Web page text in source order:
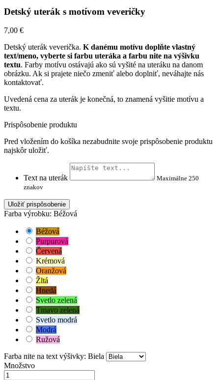
Detský uterák s motívom veveričky
7,00 €
Detský uterák veverička. K danému motívu doplňte vlastný
text/meno, vyberte si farbu uteráka a farbu nite na výšivku
textu. Farby motívu ostávajú ako sú vyšité na uteráku na danom
obrázku. Ak si prajete niečo zmeniť alebo doplniť, neváhajte nás
kontaktovať.
Uvedená cena za uterák je konečná, to znamená vyšitie motívu a
textu.
Prispôsobenie produktu
Pred vložením do košíka nezabudnite svoje prispôsobenie produktu
najskôr uložiť.
Text na uterák
Maximálne 250
znakov
Uložiť prispôsobenie
Farba výrobku: Béžová
Béžová
Purpurová
Červená
Krémová
Oranžová
Žltá
Hnedá
Svetlo zelená
Tmavo zelená
Svetlo modrá
Modrá
Ružová
Farba nite na text výšivky: Biela
Množstvo